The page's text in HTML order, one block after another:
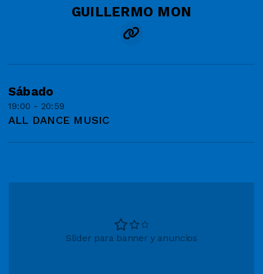
GUILLERMO MON
Sábado
19:00 - 20:59
ALL DANCE MUSIC
Slider para banner y anuncios